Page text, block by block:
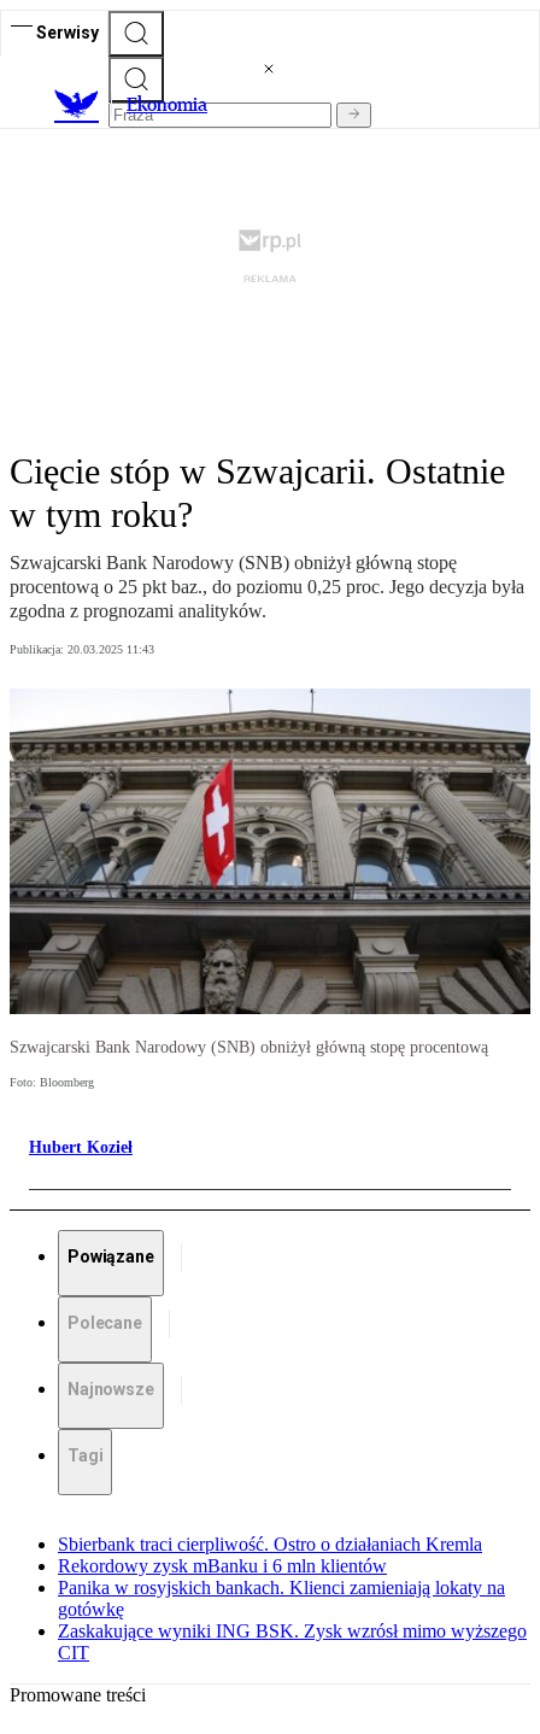
Serwisy
Ekonomia
Cięcie stóp w Szwajcarii. Ostatnie
w tym roku?
Szwajcarski Bank Narodowy (SNB) obniżył główną stopę
procentową o 25 pkt baz., do poziomu 0,25 proc. Jego decyzja była
zgodna z prognozami analityków.
Publikacja: 20.03.2025 11:43
Szwajcarski Bank Narodowy (SNB) obniżył główną stopę procentową
Foto: Bloomberg
Hubert Kozieł
Powiązane
Polecane
Najnowsze
Tagi
Sbierbank traci cierpliwość. Ostro o działaniach Kremla
Rekordowy zysk mBanku i 6 mln klientów
Panika w rosyjskich bankach. Klienci zamieniają lokaty na
gotówkę
Zaskakujące wyniki ING BSK. Zysk wzrósł mimo wyższego
CIT
Promowane treści